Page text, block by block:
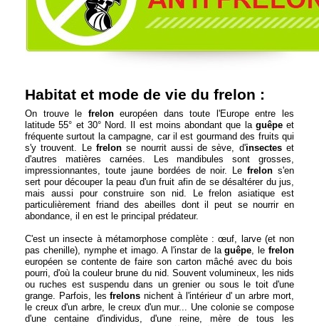
Habitat et mode de vie du frelon :
On trouve le freloneuropéen dans toute l'Europe entre les
latitude 55° et 30° Nord. Il est moins abondant que la guêpeet
fréquente surtout la campagne, car il est gourmand des fruits qui
s'y trouvent. Le frelonse nourrit aussi de sève, d'insecteset
d'autres matières carnées. Les mandibules sont grosses,
impressionnantes, toute jaune bordées de noir. Lefrelon s'en
sert pour découper la peau d'un fruit afin de se désaltérer du jus,
mais aussi pour construire son nid. Le frelon asiatique est
particulièrement friand des abeilles dont il peut se nourrir en
abondance, il en est le principal prédateur.
C'est un insecte à métamorphose complète : œuf, larve (et non
pas chenille), nymphe et imago. A l'instar de laguêpe, lefrelon
européen se contente de faire son carton mâché avec du bois
pourri, d'où la couleur brune du nid. Souvent volumineux, les nids
ou ruches est suspendu dans un grenier ou sous le toit d'une
grange. Parfois, lesfrelons nichent à l'intérieur d' un arbre mort,
le creux d'un arbre, le creux d'un mur... Une colonie se compose
d'une centaine d'individus, d'une reine, mère de tous les